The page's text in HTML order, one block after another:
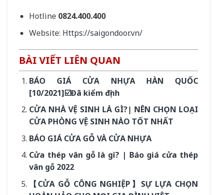
Hotline 0824.400.400
Website: Https://saigondoor.vn/
BÀI VIẾT LIÊN QUAN
BÁO GIÁ CỬA NHỰA HÀN QUỐC
[10/2021]☑️Đã kiểm định
CỬA NHÀ VỆ SINH LÀ GÌ?| NÊN CHỌN LOẠI
CỬA PHÒNG VỆ SINH NÀO TỐT NHẤT
BÁO GIÁ CỬA GỖ VÀ CỬA NHỰA
Cửa thép vân gỗ là gì? | Báo giá cửa thép
vân gỗ 2022
【CỬA GỖ CÔNG NGHIỆP】SỰ LỰA CHỌN